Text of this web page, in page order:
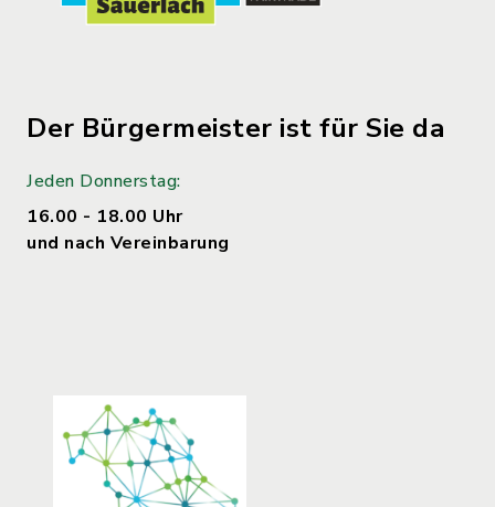
Der Bürgermeister ist für Sie da
Jeden Donnerstag:
16.00 - 18.00 Uhr
und nach Vereinbarung